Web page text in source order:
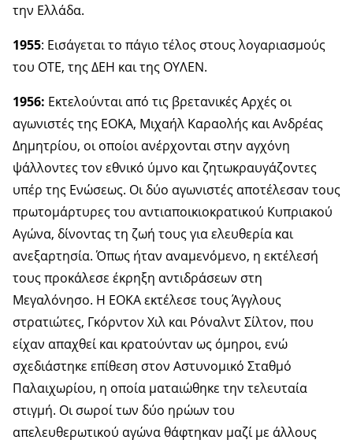
την Ελλάδα.
1955: Εισάγεται το πάγιο τέλος στους λογαριασμούς
του ΟΤΕ, της ΔΕΗ και της ΟΥΛΕΝ.
1956: Εκτελούνται από τις βρετανικές Αρχές οι
αγωνιστές της ΕΟΚΑ, Μιχαήλ Καραολής και Ανδρέας
Δημητρίου, οι οποίοι ανέρχονται στην αγχόνη
ψάλλοντες τον εθνικό ύμνο και ζητωκραυγάζοντες
υπέρ της Ενώσεως. Οι δύο αγωνιστές αποτέλεσαν τους
πρωτομάρτυρες του αντιαποικιοκρατικού Κυπριακού
Αγώνα, δίνοντας τη ζωή τους για ελευθερία και
ανεξαρτησία. Όπως ήταν αναμενόμενο, η εκτέλεσή
τους προκάλεσε έκρηξη αντιδράσεων στη
Μεγαλόνησο. Η ΕΟΚΑ εκτέλεσε τους Άγγλους
στρατιώτες, Γκόρντον Χιλ και Ρόναλντ Σίλτον, που
είχαν απαχθεί και κρατούνταν ως όμηροι, ενώ
σχεδιάστηκε επίθεση στον Αστυνομικό Σταθμό
Παλαιχωρίου, η οποία ματαιώθηκε την τελευταία
στιγμή. Οι σωροί των δύο ηρώων του
απελευθερωτικού αγώνα θάφτηκαν μαζί με άλλους